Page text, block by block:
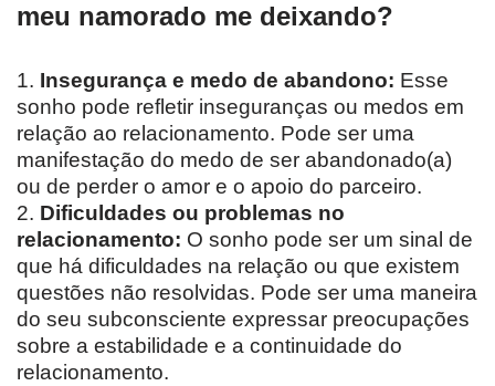
meu namorado me deixando?
1. Insegurança e medo de abandono: Esse
sonho pode refletir inseguranças ou medos em
relação ao relacionamento. Pode ser uma
manifestação do medo de ser abandonado(a)
ou de perder o amor e o apoio do parceiro.
2. Dificuldades ou problemas no
relacionamento: O sonho pode ser um sinal de
que há dificuldades na relação ou que existem
questões não resolvidas. Pode ser uma maneira
do seu subconsciente expressar preocupações
sobre a estabilidade e a continuidade do
relacionamento.